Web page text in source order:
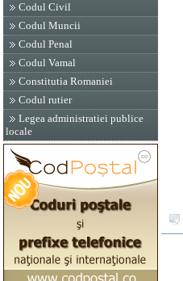
Codul Civil
Codul Muncii
Codul Penal
Codul Vamal
Constitutia Romaniei
Codul rutier
Legea administratiei publice
locale